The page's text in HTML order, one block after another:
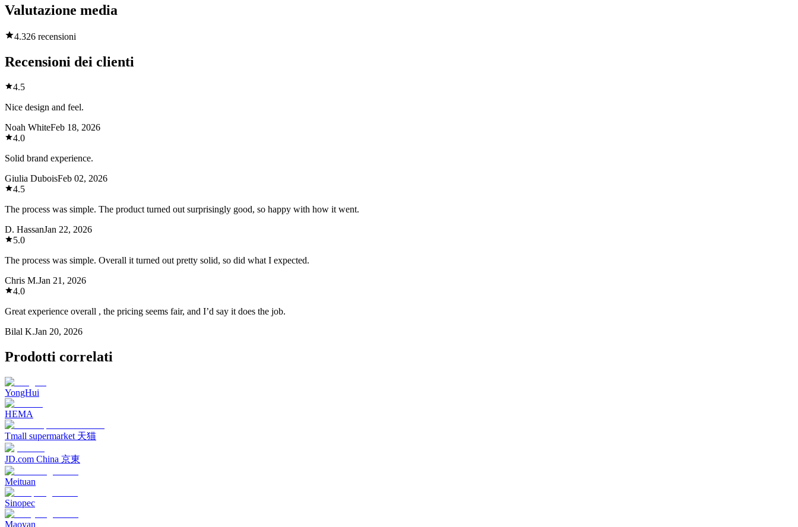
Valutazione media
4.326 recensioni
Recensioni dei clienti
4.5
Nice design and feel.
Noah WhiteFeb 18, 2026
4.0
Solid brand experience.
Giulia DuboisFeb 02, 2026
4.5
The process was simple. The product turned out surprisingly good, so happy with how it went.
D. HassanJan 22, 2026
5.0
The process was simple. Overall it turned out pretty solid, so did what I expected.
Chris M.Jan 21, 2026
4.0
Great experience overall , the pricing seems fair, and I’d say it does the job.
Bilal K.Jan 20, 2026
Prodotti correlati
YongHui
HEMA
Tmall supermarket 天猫
JD.com China 京東
Meituan
Sinopec
Maoyan